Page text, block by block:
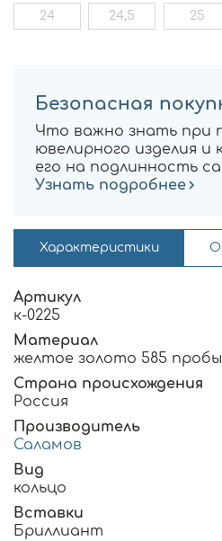
24 24,5 25
Безопасная
Что важно знать при
ювелирного изделия и
его на подлинность
Узнать подробнее
Характеристики
Артикул
к-0225
Материал
желтое золото 585 пробы
Страна происхождения
Россия
Производитель
Саламов
Вид
кольцо
Вставки
Бриллиант